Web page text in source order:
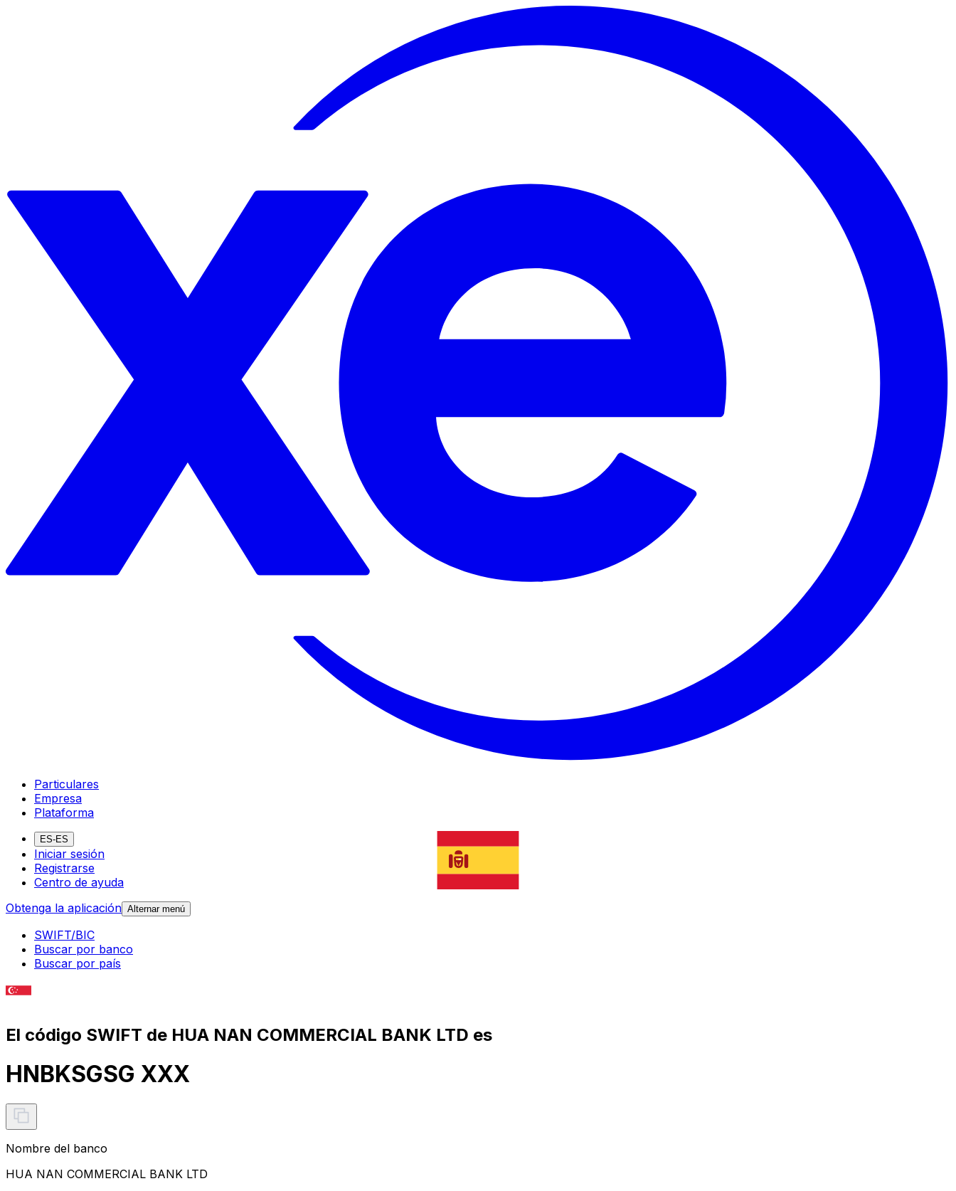
Particulares
Empresa
Plataforma
ES-ES
Iniciar sesión
Registrarse
Centro de ayuda
Obtenga la aplicación Alternar menú
SWIFT/BIC
Buscar por banco
Buscar por país
El código SWIFT de HUA NAN COMMERCIAL BANK LTD es
HNBKSGSG XXX
Nombre del banco
HUA NAN COMMERCIAL BANK LTD